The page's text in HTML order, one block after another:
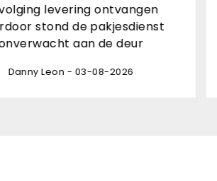
artikelen, snelle verzending
goede informatie, goed
kortom een 10!
Hilda Kuijper - 03-08-2026